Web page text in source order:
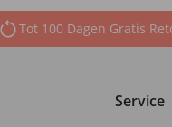
Tot 100 Dagen Gratis
Service